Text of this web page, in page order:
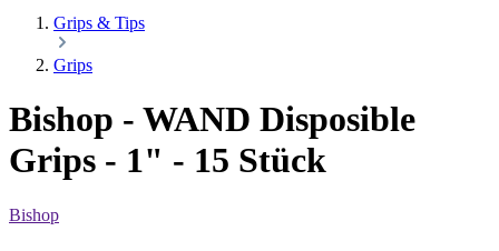
Grips & Tips
Grips
Bishop - WAND Disposible
Grips - 1" - 15 Stück
Bishop